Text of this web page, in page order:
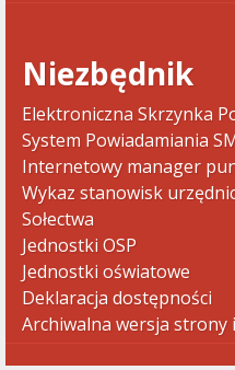
Niezbędnik
Elektroniczna Skrzynka
System Powiadamiania
Internetowy manager
Wykaz stanowisk
Sołectwa
Jednostki OSP
Jednostki oświatowe
Deklaracja dostępności
Archiwalna wersja